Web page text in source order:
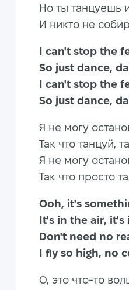
Но ты танцуешь
И никто не
I can't
So just
I can't
So just dance,
Я не могу
Так что танцуй,
Я не могу
Так что просто
Ooh, it's
It's in the air,
Don't need
I fly so high, no
О, это что-то